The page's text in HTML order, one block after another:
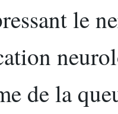
le
de la